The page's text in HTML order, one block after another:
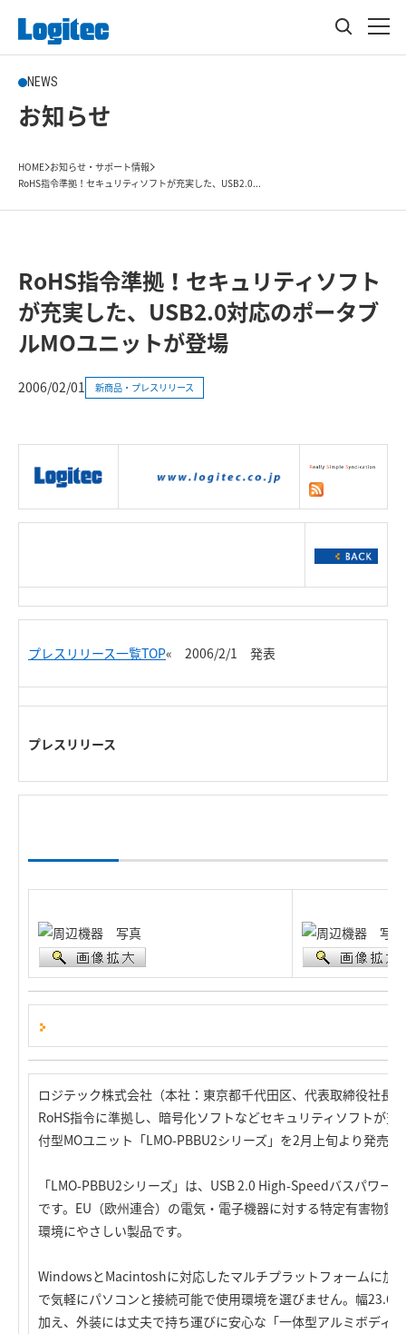
NEWS
お知らせ
HOME お知らせ・サポート情報
RoHS指令準拠！セキュリティソフトが充実した、USB2.0...
RoHS指令準拠！セキュリティソフト
が充実した、USB2.0対応のポータブ
ルMOユニットが登場
2006/02/01 新商品・プレスリリース
プレスリリース一覧TOP« 2006/2/1 発表
プレスリリース
ロジテック株式会社（本社：東京都千代田区、代表取締役社長
RoHS指令に準拠し、暗号化ソフトなどセキュリティソフトが
付型MOユニット「LMO-PBBU2シリーズ」を2月上旬より発売し
「LMO-PBBU2シリーズ」は、USB 2.0 High-Speedバスパワ
です。EU（欧州連合）の電気・電子機器に対する特定有害物
環境にやさしい製品です。
WindowsとMacintoshに対応したマルチプラットフォームに加
で気軽にパソコンと接続可能で使用環境を選びません。幅
加え、外装には丈夫で持ち運びに安心な「一体型アルミボディ